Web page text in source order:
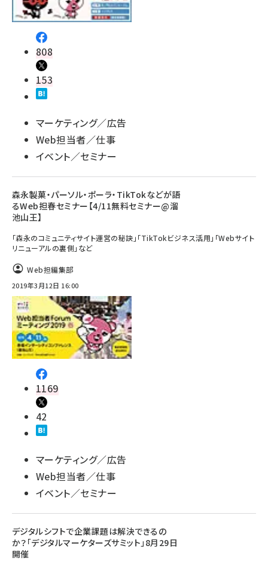
808
153
マーケティング／広告
Web担当者／仕事
イベント／セミナー
森永製菓・パーソル・ポーラ・TikTokなどが語
るWeb担春セミナー【4/11無料セミナー@溜
池山王】
「森永のコミュニティサイト運営の秘訣」「TikTokビジネス活用」「Webサイト
リニューアルの裏側」など
Web担編集部
2019年3月12日 16:00
1169
42
マーケティング／広告
Web担当者／仕事
イベント／セミナー
デジタルシフトで企業課題は解決できるの
か？「デジタルマーケターズサミット」8月29日
開催